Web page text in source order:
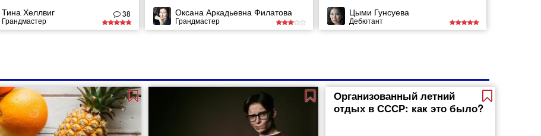
Тина Хеллвиг
Грандмастер
38 Оксана Аркадьевна Филатова
Грандмастер
или
Цыми Гунсуева
Дебютант
Организованный летний
отдых в СССР: как это было?